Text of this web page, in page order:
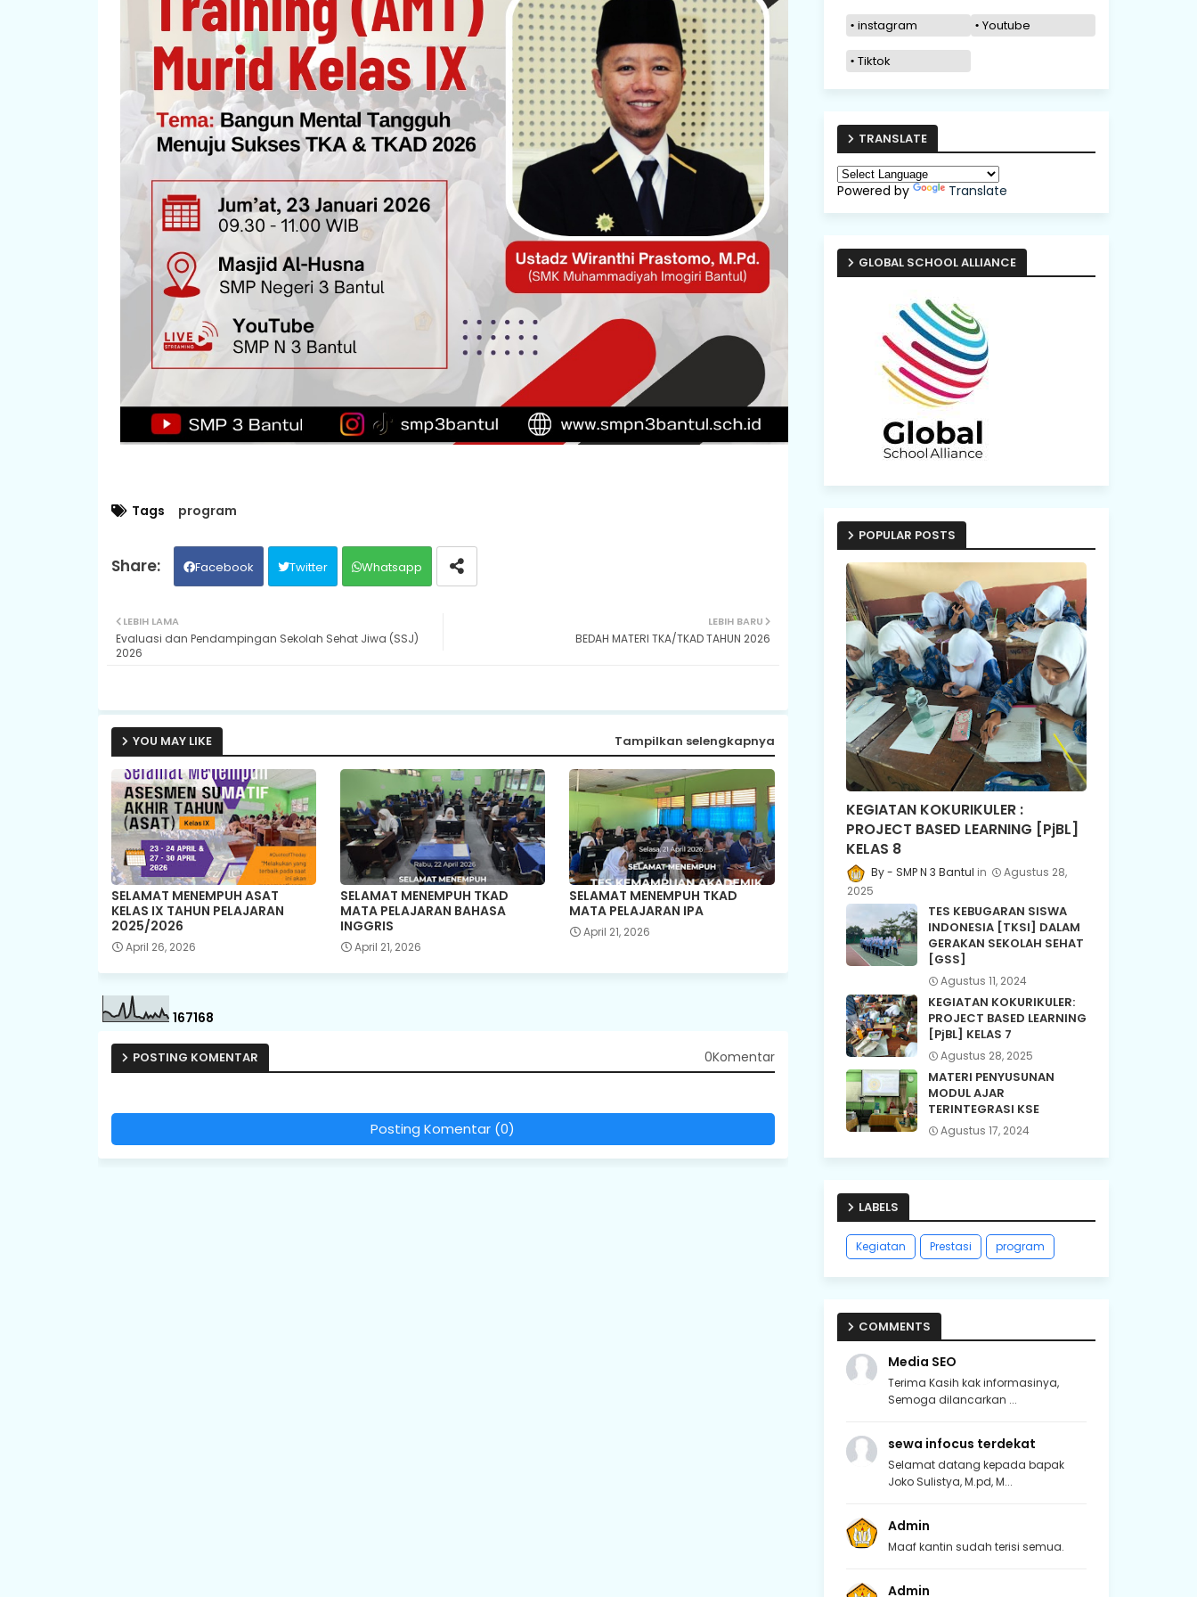
Tags program
Facebook Twitter Whatsapp
LEBIH BARU
BEDAH MATERI TKA/TKAD TAHUN 2026
LEBIH LAMA
Evaluasi dan Pendampingan Sekolah Sehat Jiwa (SSJ)
2026
YOU MAY LIKE Tampilkan selengkapnya
SELAMAT MENEMPUH ASAT
KELAS IX TAHUN PELAJARAN
2025/2026
April 26, 2026
SELAMAT MENEMPUH TKAD
MATA PELAJARAN BAHASA
INGGRIS
April 21, 2026
SELAMAT MENEMPUH TKAD
MATA PELAJARAN IPA
April 21, 2026
167168
POSTING KOMENTAR 0Komentar
Posting Komentar (0)
instagram Youtube
Tiktok
TRANSLATE
Powered by Translate
GLOBAL SCHOOL ALLIANCE
POPULAR POSTS
KEGIATAN KOKURIKULER :
PROJECT BASED LEARNING [PjBL]
KELAS 8
SMP N 3 Bantul
Agustus 28,
2025
TES KEBUGARAN SISWA
INDONESIA [TKSI] DALAM
GERAKAN SEKOLAH SEHAT
[GSS]
Agustus 11, 2024
KEGIATAN KOKURIKULER:
PROJECT BASED LEARNING
[PjBL] KELAS 7
Agustus 28, 2025
MATERI PENYUSUNAN
MODUL AJAR
TERINTEGRASI KSE
Agustus 17, 2024
LABELS
Kegiatan Prestasi program
COMMENTS
Media SEO
Terima Kasih kak informasinya,
Semoga dilancarkan ...
sewa infocus terdekat
Selamat datang kepada bapak
Joko Sulistya, M.pd, M...
Admin
Maaf kantin sudah terisi semua.
Admin